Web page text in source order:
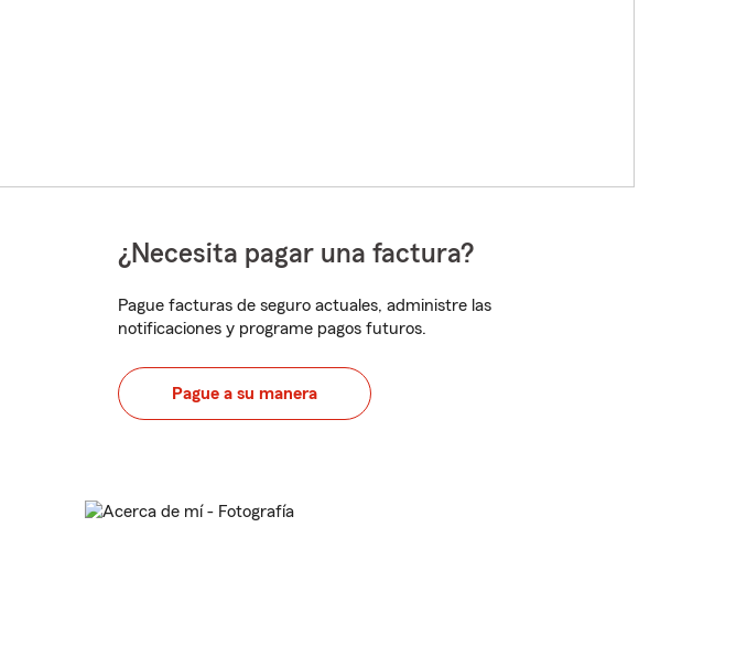
¿Necesita pagar una factura?
Pague facturas de seguro actuales, administre las
notificaciones y programe pagos futuros.
Pague a su manera